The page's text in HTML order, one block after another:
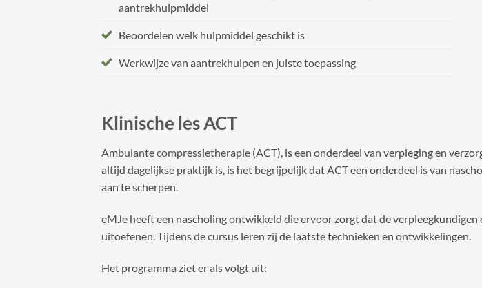
aantrekhulpmiddel
Beoordelen welk hulpmiddel geschikt is
Werkwijze van aantrekhulpen en juiste toepassing
Klinische les ACT
Ambulante compressietherapie (ACT), is een onderdeel van verpleging en
altijd dagelijkse praktijk is, is het begrijpelijk dat ACT een onderdeel is van
aan te scherpen.
eMJe heeft een nascholing ontwikkeld die ervoor zorgt dat de
uitoefenen. Tijdens de cursus leren zij de laatste technieken en ontwikkelingen.
Het programma ziet er als volgt uit: